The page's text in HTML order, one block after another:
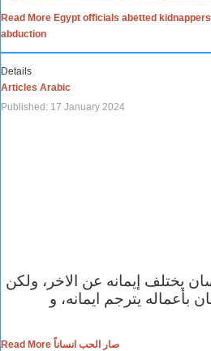
Read More Egypt officials abetted
abduction
Details
Articles Arabic
Published: 17 January 2024
يختلف إيمانه عن الاخر، ولكن
بأعماله يترجم ايمانه، و
Read More صار الحب انساناً